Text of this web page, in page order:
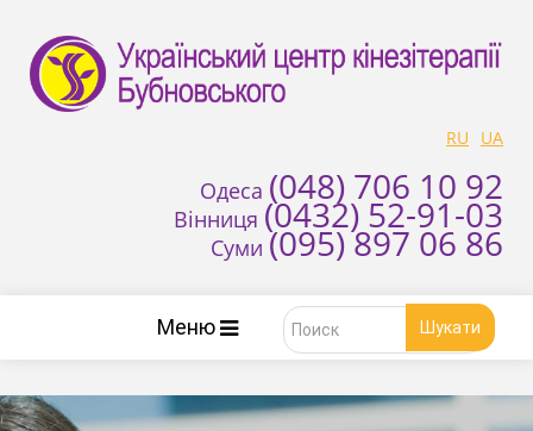
RU UA
Одеса (048) 706 10 92
Вінниця (0432) 52-91-03
Суми (095) 897 06 86
Шукати
Меню